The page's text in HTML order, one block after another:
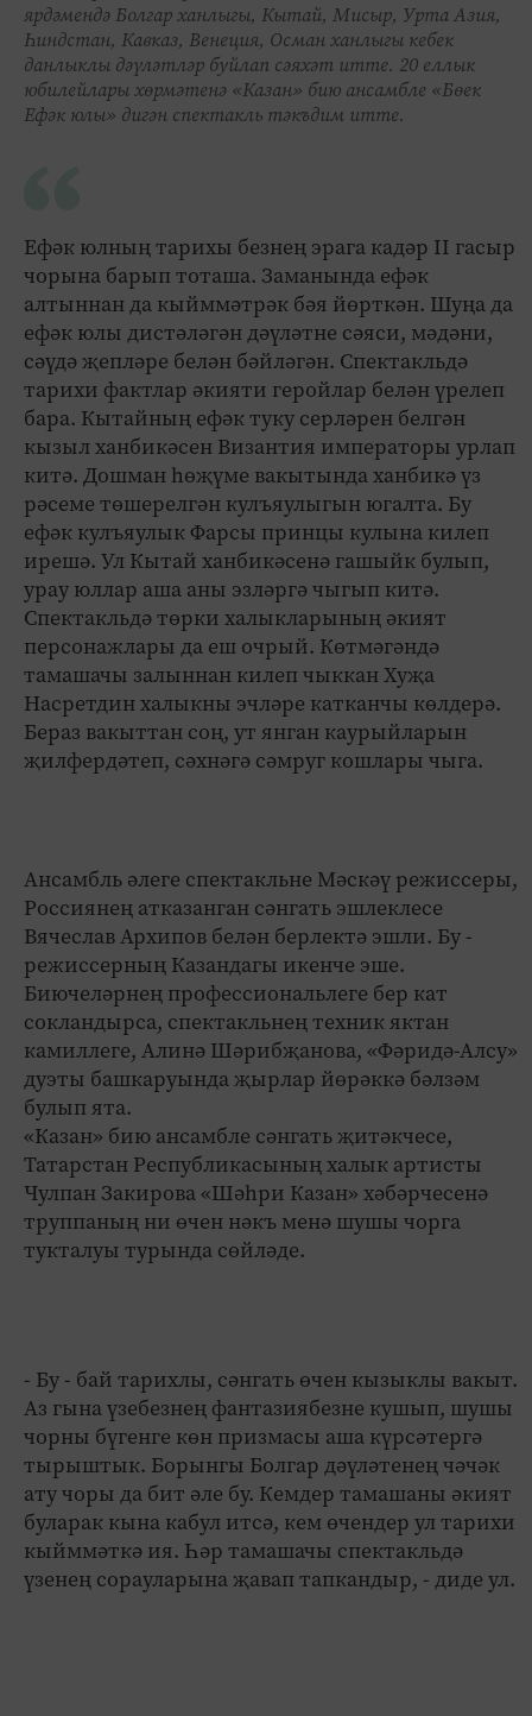
ярдәмендә Болгар ханлыгы, Кытай, Мисыр, Урта Азия,
Һиндстан, Кавказ, Венеция, Осман ханлыгы кебек
данлыклы дәүләтләр буйлап сәяхәт итте. 20 еллык
юбилейлары хөрмәтенә «Казан» бию ансамбле «Бөек
Ефәк юлы» дигән спектакль тәкъдим итте.
Ефәк юлның тарихы безнең эрага кадәр II гасыр
чорына барып тоташа. Заманында ефәк
алтыннан да кыйммәтрәк бәя йөрткән. Шуңа да
ефәк юлы дистәләгән дәүләтне сәяси, мәдәни,
сәүдә җепләре белән бәйләгән. Спектакльдә
тарихи фактлар әкияти геройлар белән үрелеп
бара. Кытайның ефәк туку серләрен белгән
кызыл ханбикәсен Византия императоры урлап
китә. Дошман һөҗүме вакытында ханбикә үз
рәсеме төшерелгән кулъяулыгын югалта. Бу
ефәк кулъяулык Фарсы принцы кулына килеп
ирешә. Ул Кытай ханбикәсенә гашыйк булып,
урау юллар аша аны эзләргә чыгып китә.
Спектакльдә төрки халыкларының әкият
персонажлары да еш очрый. Көтмәгәндә
тамашачы залыннан килеп чыккан Хуҗа
Насретдин халыкны эчләре катканчы көлдерә.
Бераз вакыттан соң, ут янган каурыйларын
җилфердәтеп, сәхнәгә сәмруг кошлары чыга.
Ансамбль әлеге спектакльне Мәскәү режиссеры,
Россиянең атказанган сәнгать эшлеклесе
Вячеслав Архипов белән берлектә эшли. Бу -
режиссерның Казандагы икенче эше.
Биючеләрнең профессиональлеге бер кат
сокландырса, спектакльнең техник яктан
камиллеге, Алинә Шәрибҗанова, «Фәридә-Алсу»
дуэты башкаруында җырлар йөрәккә бәлзәм
булып ята.
«Казан» бию ансамбле сәнгать җитәкчесе,
Татарстан Республикасының халык артисты
Чулпан Закирова «Шәһри Казан» хәбәрчесенә
труппаның ни өчен нәкъ менә шушы чорга
тукталуы турында сөйләде.
- Бу - бай тарихлы, сәнгать өчен кызыклы вакыт.
Аз гына үзебезнең фантазиябезне кушып, шушы
чорны бүгенге көн призмасы аша күрсәтергә
тырыштык. Борынгы Болгар дәүләтенең чәчәк
ату чоры да бит әле бу. Кемдер тамашаны әкият
буларак кына кабул итсә, кем өчендер ул тарихи
кыйммәткә ия. Һәр тамашачы спектакльдә
үзенең сорауларына җавап тапкандыр, - диде ул.